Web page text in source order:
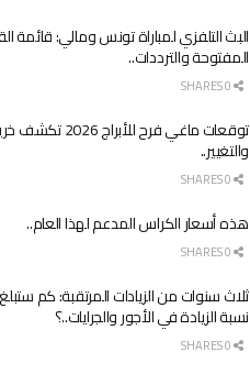
البث التلفزي لمباراة تونس ومالي: قائمة
المفتوحة والترددات..
توقعات ماغي فرح
والتغيير..
هذه أسعار الكراس المدعم لهذا العام..
ثلاث سنوات من الزيادات المرتقبة: كم
نسبة الزيادة في الأجور والجرايات..؟